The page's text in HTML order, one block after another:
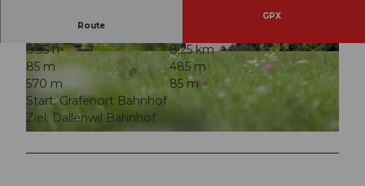
© Nidwalden Tourismus © Christina Bucher, Nidwalden Tourismus
Route
GPX
0:35 h
8,25 km
85 m
485 m
570 m
85 m
Start: Grafenort Bahnhof
Ziel: Dallenwil Bahnhof